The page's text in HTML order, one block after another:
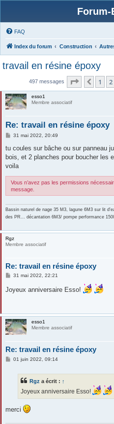
Forum-
FAQ
Index du forum Construction
travail en résine époxy
497 messages Page sur50
1 2
esso1
Membre associatif
Re: travail en résine époxy
M
s
a
g
31 mai 2022, 20:49
tu coules sur bâche ou sur panneau
bois, et 2 planches pour boucher les
voila
Vous n’avez pas les permissions
message.
Bassin naturel de nage 35 M3, lagune 6M3 sur lit
des PR... décantation 6M3/ pompe performance
Rgz
Membre associatif
Re: travail en résine époxy
M
s
31 mai 2022, 22:21
Joyeux anniversaire Esso!
esso1
Membre associatif
Re: travail en résine époxy
M01 juin 2022, 09:14
Rgz a écrit : ↑
Joyeux anniversaire Esso!
merci